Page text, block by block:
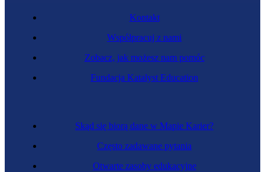
Skąd się biorą dane w Mapie Karier?
Często zadawane pytania
Otwarte zasoby edukacyjne
Kontakt
Współpracuj z nami
Zobacz, jak możesz nam pomóc
Fundacja Katalyst Education